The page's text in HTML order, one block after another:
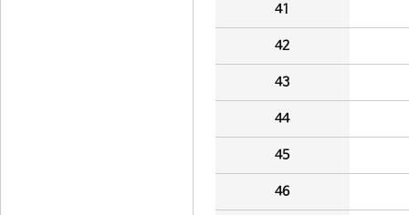
41
42
43
44
45
46